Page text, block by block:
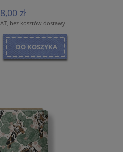
zł
bez kosztów dostawy
DO KOSZYKA